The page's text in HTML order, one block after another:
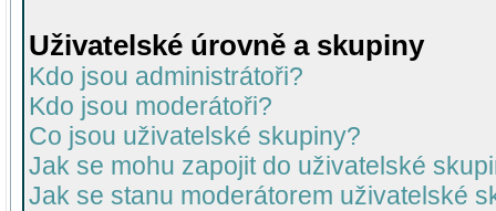
Uživatelské úrovně a skupiny
Kdo jsou administrátoři?
Kdo jsou moderátoři?
Co jsou uživatelské skupiny?
Jak se mohu zapojit do uživatelské
Jak se stanu moderátorem uživatelské